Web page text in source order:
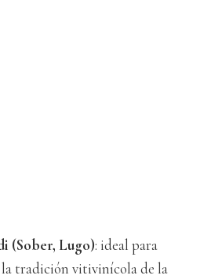
(Sober, Lugo): ideal para
tradición vitivinícola de la